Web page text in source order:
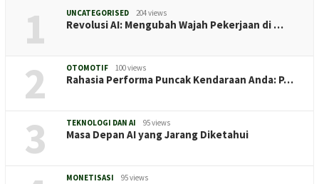
1 UNCATEGORISED 204 views
Revolusi AI: Mengubah Wajah Pekerjaan di …
2 OTOMOTIF 100 views
Rahasia Performa Puncak Kendaraan Anda: P…
3 TEKNOLOGI DAN AI 95 views
Masa Depan AI yang Jarang Diketahui
MONETISASI 95 views